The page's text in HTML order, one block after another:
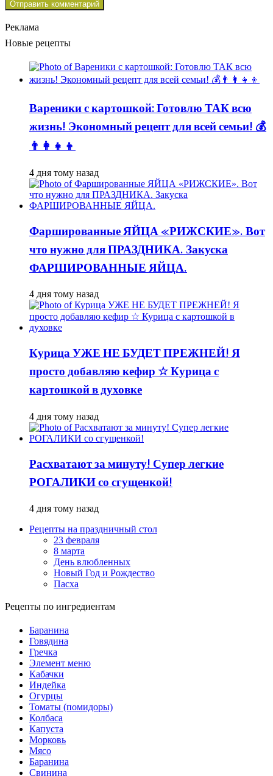
Реклама
Новые рецепты
Вареники с картошкой: Готовлю ТАК всю
жизнь! Экономный рецепт для всей семьи! 💰
👨👩👧👦
4 дня тому назад
Фаршированные ЯЙЦА «РИЖСКИЕ». Вот
что нужно для ПРАЗДНИКА. Закуска
ФАРШИРОВАННЫЕ ЯЙЦА.
4 дня тому назад
Курица УЖЕ НЕ БУДЕТ ПРЕЖНЕЙ! Я
просто добавляю кефир ☆ Курица с
картошкой в духовке
4 дня тому назад
Расхватают за минуту! Супер легкие
РОГАЛИКИ со сгущенкой!
4 дня тому назад
Рецепты на праздничный стол
23 февраля
8 марта
День влюбленных
Новый Год и Рождество
Пасха
Рецепты по ингредиентам
Баранина
Говядина
Гречка
Элемент меню
Кабачки
Индейка
Огурцы
Томаты (помидоры)
Колбаса
Капуста
Морковь
Мясо
Баранина
Свинина